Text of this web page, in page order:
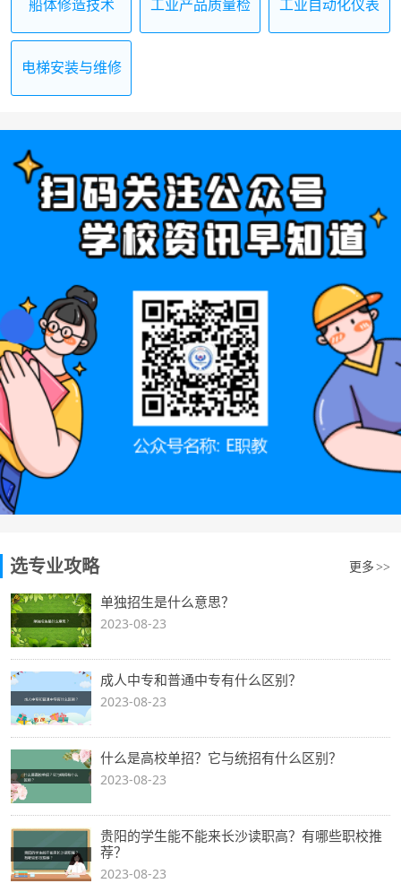
船体修造技术
工业产品质量检
工业自动化仪表
电梯安装与维修
选专业攻略 更多 >>
单独招生是什么意思？
2023-08-23
成人中专和普通中专有什么区别？
2023-08-23
什么是高校单招？它与统招有什么区别？
2023-08-23
贵阳的学生能不能来长沙读职高？有哪些职校推
荐？
2023-08-23